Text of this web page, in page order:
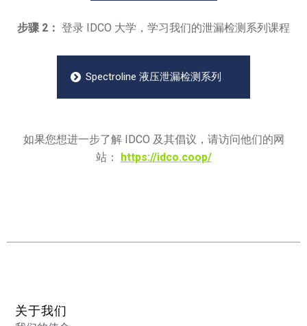
步骤 2： 登录 IDCO 大学，学习我们的泄漏检测系列课程
Spectroline 液压泄漏检测系列
如果您想进一步了解 IDCO 及其倡议，请访问他们的网
站： https://idco.coop/
关于我们